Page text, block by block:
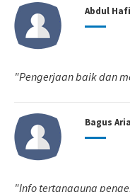
Abdul
"Pengerjaan baik dan
Bagus
"Info tertanggung